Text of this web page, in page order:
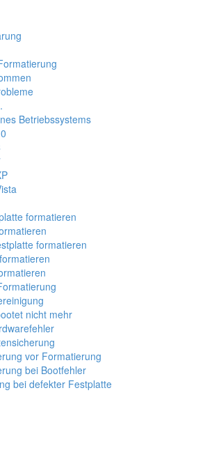
Betriebssystems
formatieren
formatieren
nicht mehr
vor Formatierung
bei Bootfehler
bei defekter Festplatte